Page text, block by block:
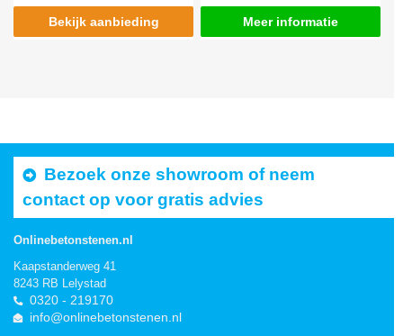
Bekijk aanbieding Meer informatie
Bezoek onze showroom of neem
contact op voor gratis advies
Onlinebetonstenen.nl
Kaapstanderweg 41
8243 RB Lelystad
0320 - 219170
info@onlinebetonstenen.nl